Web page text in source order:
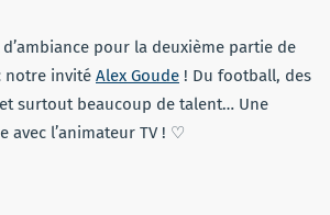
d’ambiance pour la deuxième partie de
notre invité Alex Goude ! Du football, des
surtout beaucoup de talent… Une
avec l’animateur TV ! ♡